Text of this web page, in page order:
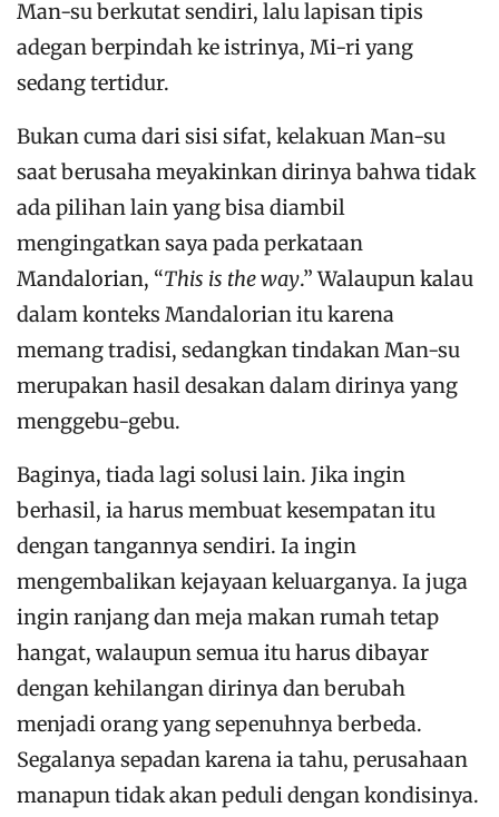
Man-su berkutat sendiri, lalu lapisan tipis
adegan berpindah ke istrinya, Mi-ri yang
sedang tertidur.
Bukan cuma dari sisi sifat, kelakuan Man-su
saat berusaha meyakinkan dirinya bahwa tidak
ada pilihan lain yang bisa diambil
mengingatkan saya pada perkataan
Mandalorian, “This is the way.” Walaupun kalau
dalam konteks Mandalorian itu karena
memang tradisi, sedangkan tindakan Man-su
merupakan hasil desakan dalam dirinya yang
menggebu-gebu.
Baginya, tiada lagi solusi lain. Jika ingin
berhasil, ia harus membuat kesempatan itu
dengan tangannya sendiri. Ia ingin
mengembalikan kejayaan keluarganya. Ia juga
ingin ranjang dan meja makan rumah tetap
hangat, walaupun semua itu harus dibayar
dengan kehilangan dirinya dan berubah
menjadi orang yang sepenuhnya berbeda.
Segalanya sepadan karena ia tahu, perusahaan
manapun tidak akan peduli dengan kondisinya.